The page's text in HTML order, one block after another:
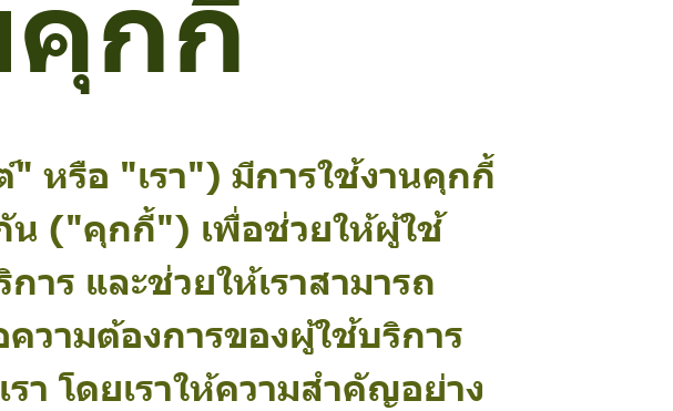
หรือ "เรา") มีการใช้งานคุกกี้
น ("คุกกี้") เพื่อช่วยให้ผู้ใช้
ร และช่วยให้เราสามารถ
ามต้องการของผู้ใช้บริการ
า โดยเราให้ความสำคัญอย่าง